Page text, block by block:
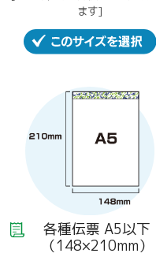
ます]
各種伝票 A5以下
（148×210mm）